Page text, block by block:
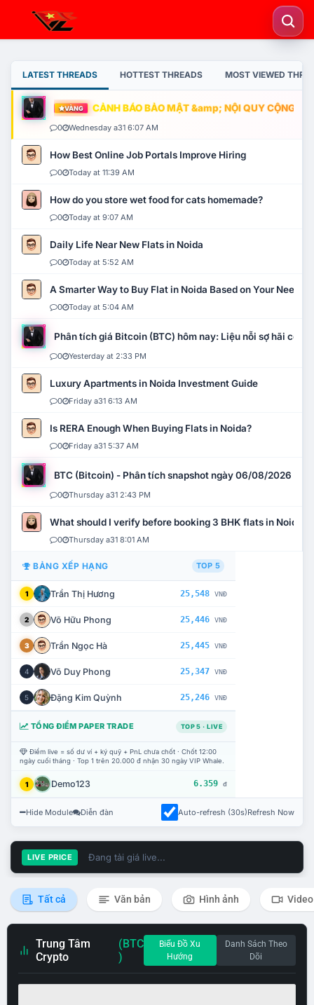
LATEST THREADS HOTTEST THREADS MOST VIEWED
VÀNG CẢNH BÁO BẢO MẬT &amp; NỘI QUY CỘNG
0 Wednesday a31 6:07 AM
How Best Online Job Portals Improve Hiring
0 Today at 11:39 AM
How do you store wet food for cats homemade?
0 Today at 9:07 AM
Daily Life Near New Flats in Noida
0 Today at 5:52 AM
A Smarter Way to Buy Flat in Noida Based on Your Needs
0 Today at 5:04 AM
Phân tích giá Bitcoin (BTC) hôm nay: Liệu nỗi sợ hãi có
0 Yesterday at 2:33 PM
Luxury Apartments in Noida Investment Guide
0 Friday a31 6:13 AM
Is RERA Enough When Buying Flats in Noida?
0 Friday a31 5:37 AM
BTC (Bitcoin) - Phân tích snapshot ngày 06/08/2026
0 Thursday a31 2:43 PM
What should I verify before booking 3 BHK flats in Noida?
0 Thursday a31 8:01 AM
BẢNG XẾP HẠNG TOP 5
1 Trần Thị Hương 25,548 VNĐ
2 Võ Hữu Phong 25,446 VNĐ
3 Trần Ngọc Hà 25,445 VNĐ
4 Võ Duy Phong 25,347 VNĐ
5 Đặng Kim Quỳnh 25,246 VNĐ
TỔNG ĐIỂM PAPER TRADE TOP 5 · LIVE
Điểm live = số dư ví + ký quỹ + PnL chưa chốt · Chốt 12:00
ngày cuối tháng · Top 1 trên 20.000 đ nhận 30 ngày VIP Whale.
1 Demo123 6.359 đ
Hide Module Diễn đàn Auto-refresh (30s)Refresh Now
LIVE PRICE Đang tải giá live...
Tất cả Văn bản Hình ảnh Video
Trung Tâm
Crypto
(BTC
)
Biểu Đồ Xu
Hướng
Danh Sách Theo
Dõi